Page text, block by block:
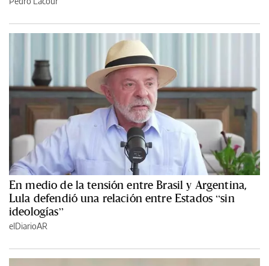
En medio de la tensión entre Brasil y Argentina,
Lula defendió una relación entre Estados “sin
ideologías”
elDiarioAR